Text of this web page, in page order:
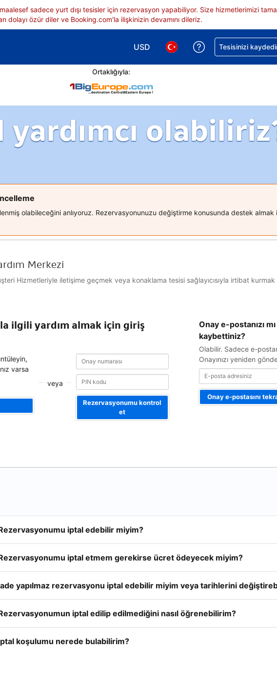
sadece yurt dışı tesisler için rezervasyon yapabiliyor. Size hizmetlerimizi
dolayı özür diler ve Booking.com'la ilişkinizin devamını dileriz.
USD
Para birimi seçimi yap. Mevcut para
Dil seçimi yap. Mevcut diliniz
Tesisinizi
Ortaklığıyla:
yardımcı
olabileceğini anlıyoruz. Rezervasyonunuzu değiştirme konusunda destek almak
Merkezi
Hizmetleriyle iletişime geçmek veya konaklama tesisi sağlayıcısıyla irtibat
ilgili yardım almak için giriş
varsa
veya
Onay
numarası
Onay
numarası
Rezervasyonumu kontrol
et
Onay e-postanızı mı
kaybettiniz?
Olabilir. Sadece e-
Onayınızı yeniden
posta
adresiniz
Onay e-postasını
iptal edebilir miyim?
iptal etmem gerekirse ücret ödeyecek miyim?
yapılmaz rezervasyonu iptal edebilir miyim veya tarihlerini
iptal edilip edilmediğini nasıl öğrenebilirim?
koşulumu nerede bulabilirim?